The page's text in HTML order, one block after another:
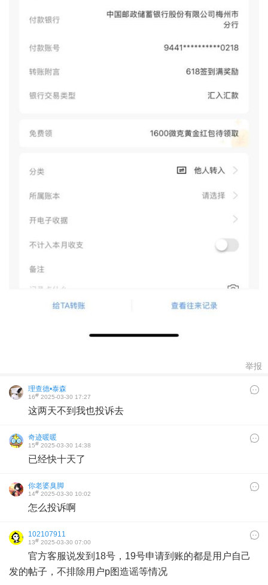
举报
理查德•泰森
16# 2025-03-30 17:27
这两天不到我也投诉去
奇迹暖暖
15# 2025-03-30 14:38
已经快十天了
你老婆臭脚
14# 2025-03-30 10:02
怎么投诉啊
102107911
13# 2025-03-30 07:00
官方客服说发到18号，19号申请到账的都是用户自己
发的帖子，不排除用户p图造谣等情况